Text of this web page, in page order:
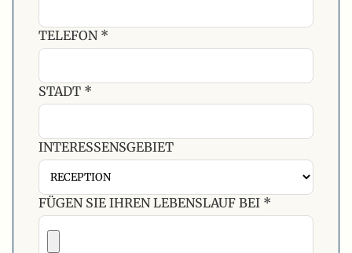
TELEFON *
STADT *
INTERESSENSGEBIET
FÜGEN SIE IHREN LEBENSLAUF BEI *